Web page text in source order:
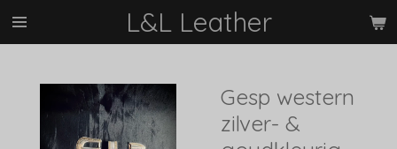
Ga
hoofdinhoud
L&L Leather
Gesp western
zilver- &